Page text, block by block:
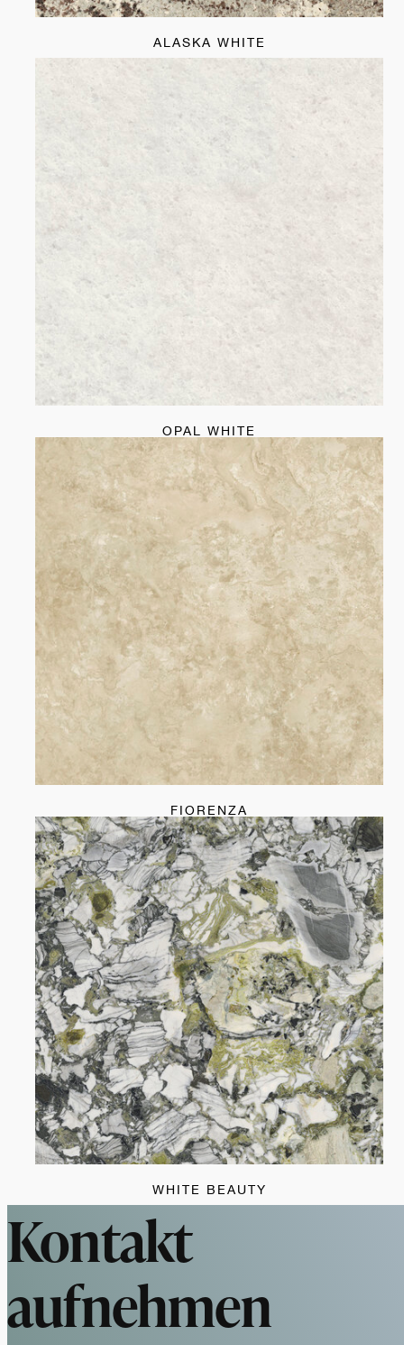
ALASKA WHITE
OPAL WHITE
FIORENZA
WHITE BEAUTY
Kontakt
aufnehmen